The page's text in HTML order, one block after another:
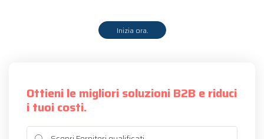
Inizia ora.
Ottieni le migliori soluzioni B2B e riduci
i tuoi costi.